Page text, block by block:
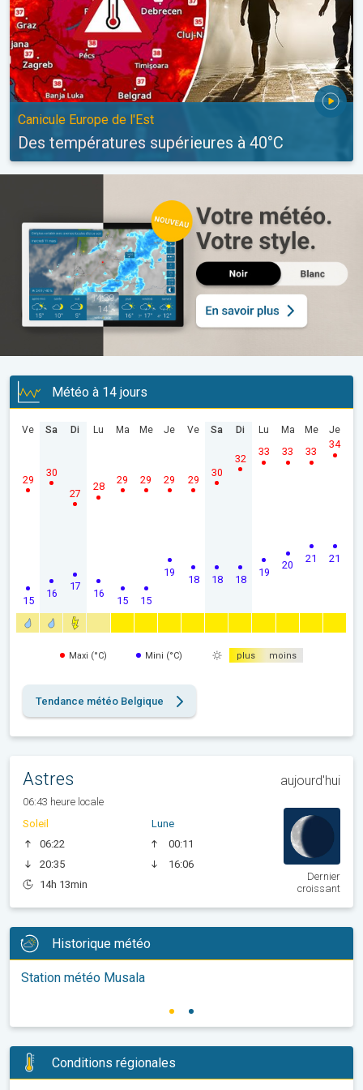
Canicule Europe de l'Est
Des températures supérieures à 40°C
Météo à 14 jours
Ve
15
29
Sa
16
30
Di
17
27
Lu
16
28
Ma
15
29
Me
15
29
Je
19
29
Ve
18
29
Sa
18
30
Di
18
32
Lu
19
33
Ma
20
33
Me
21
33
Je
21
34
Maxi (°C) Mini (°C) plus moins
Tendance météo Belgique
Astres aujourd'hui
06:43 heure locale
Soleil
06:22
20:35
14h 13min
Lune
00:11
16:06
Dernier
croissant
Historique météo
Station météo Musala
Conditions régionales